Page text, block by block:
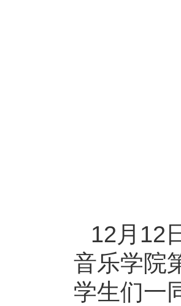
12月12
音乐学院
学生们一